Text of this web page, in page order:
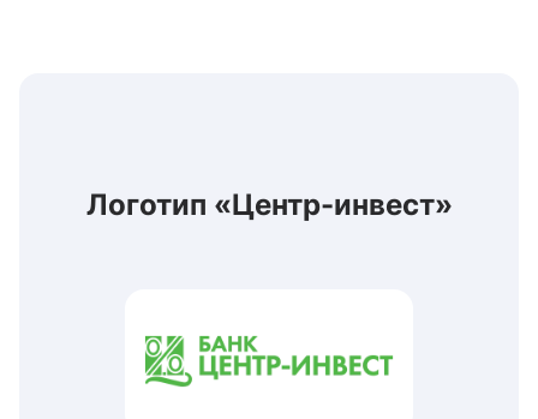
Логотип «Центр-инвест»